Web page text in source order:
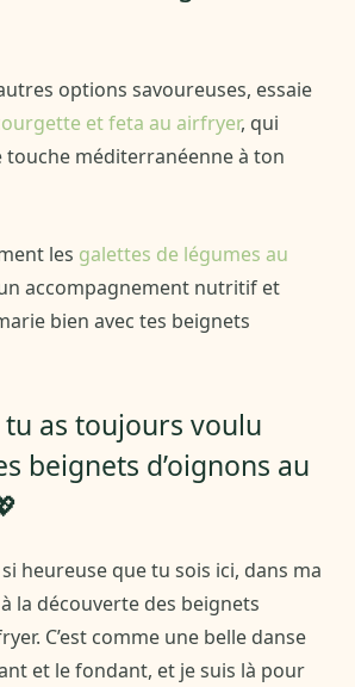
options savoureuses, essaie
et feta au airfryer, qui
méditerranéenne à ton
les galettes de légumes au
accompagnement nutritif et
bien avec tes beignets
tu as toujours voulu
beignets d’oignons au
heureuse que tu sois ici, dans ma
la découverte des beignets
C’est comme une belle danse
et le fondant, et je suis là pour